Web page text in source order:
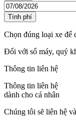
Tính phí
Chọn đúng loại xe để
Đối với số máy, quý
Thông tin liên hệ
Thông tin liên hệ
dành cho cá nhân
Chúng tôi sẽ liên hệ